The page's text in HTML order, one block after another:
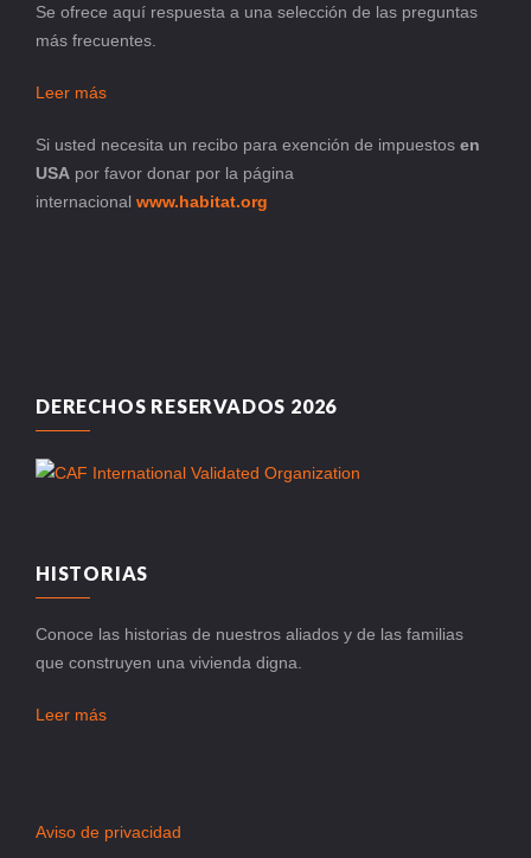
Se ofrece aquí respuesta a una selección de las preguntas
más frecuentes.
Leer más
Si usted necesita un recibo para exención de impuestos en
USA por favor donar por la página
internacional www.habitat.org
DERECHOS RESERVADOS 2026
HISTORIAS
Conoce las historias de nuestros aliados y de las familias
que construyen una vivienda digna.
Leer más
Aviso de privacidad